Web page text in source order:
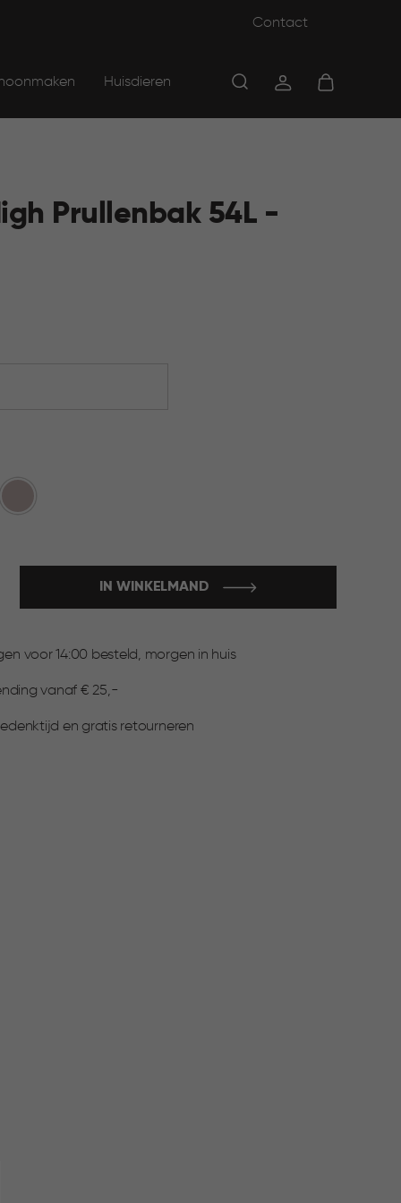
Contact
Huisdieren
Prullenbak 54L -
Rose
IN WINKELMAND
voor 14:00 besteld, morgen in huis
vanaf € 25,-
en gratis retourneren